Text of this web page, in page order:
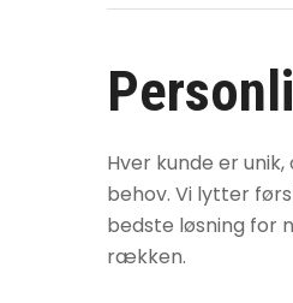
Hver kunde er
behov. Vi lytter
bedste løsning for
rækken.